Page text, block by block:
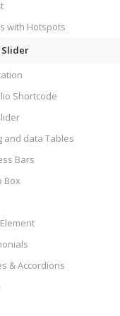
with Hotspots
Slider
Shortcode
and data Tables
Bars
Box
& Accordions